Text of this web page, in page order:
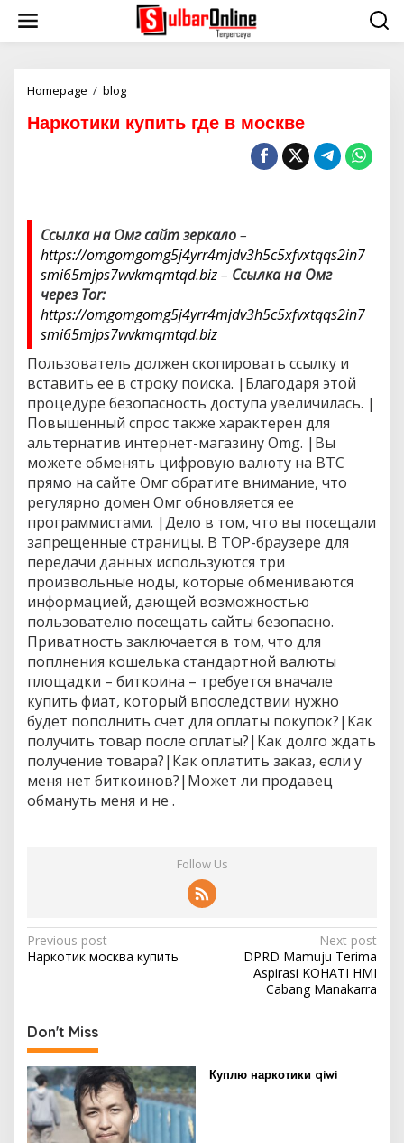
i
Homepage / blog
р
к
у
п
и
ь
г
е
в
м
с
к
в
е
Наркотики купить где в москве
Ссылка на Омг сайт зеркало–
https://omgomgomg5j4yrr4mjdv3h5c5xfvxtqqs2in7
smi65mjps7wvkmqmtqd.biz– Ссылка на Омг
через Tor:
https://omgomgomg5j4yrr4mjdv3h5c5xfvxtqqs2in7
smi65mjps7wvkmqmtqd.biz
Пользователь должен скопировать ссылку и
вставить ее в строку поиска. |Благодаря этой
процедуре безопасность доступа увеличилась. |
Повышенный спрос также характерен для
альтернатив интернет-магазину Omg. |Вы
можете обменять цифровую валюту на BTC
прямо на сайте Омг обратите внимание, что
регулярно домен Омг обновляется ее
программистами. |Дело в том, что вы посещали
запрещенные страницы. В ТОР-браузере для
передачи данных используются три
произвольные ноды, которые обмениваются
информацией, дающей возможностью
пользователю посещать сайты безопасно.
Приватность заключается в том, что для
поплнения кошелька стандартной валюты
площадки – биткоина – требуется вначале
купить фиат, который впоследствии нужно
будет пополнить счет для оплаты покупок?|Как
получить товар после оплаты?|Как долго ждать
получение товара?|Как оплатить заказ, если у
меня нет биткоинов?|Может ли продавец
обмануть меня и не .
Follow Us
P
o
t
n
a
v
i
Previous post
Наркотик москва купить
Next post
DPRD Mamuju Terima
Aspirasi KOHATI HMI
Cabang Manakarra
Don't Miss
Куплю наркотики qiwi